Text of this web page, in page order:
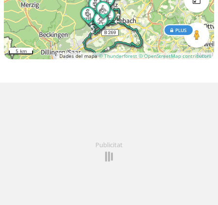
Dades del mapa© Thunderforest © OpenStreetMap contributors
PLUS
5 km
Publicitat